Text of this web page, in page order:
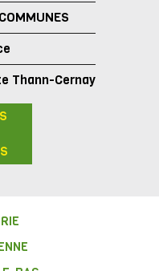
Thann-Cernay